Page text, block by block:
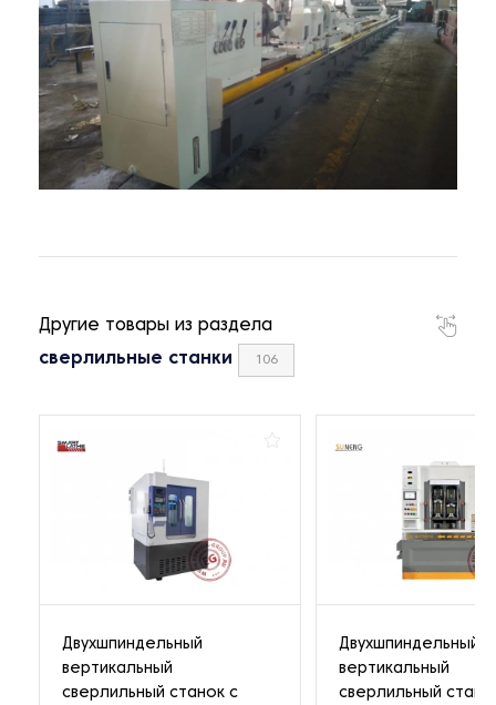
Другие товары из раздела
сверлильные станки 106
Двухшпиндельный
вертикальный
сверлильный станок с
Двухшпиндельный
вертикальный
сверлильный